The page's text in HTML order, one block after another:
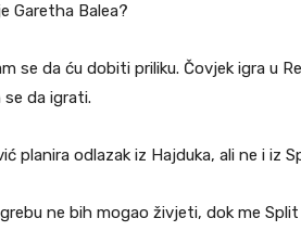
Garetha Balea?
se da ću dobiti priliku. Čovjek igra u
se da igrati.
planira odlazak iz Hajduka, ali ne i iz
ne bih mogao živjeti, dok me